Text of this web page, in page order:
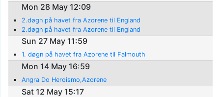
Mon 28 May 12:09
2.døgn på havet fra Azorene til England
2.døgn på havet fra Azorene til England
Sun 27 May 11:59
1. døgn på havet fra Azorene til Falmouth
Mon 14 May 16:59
Angra Do Heroismo,Azorene
Sat 12 May 15:17